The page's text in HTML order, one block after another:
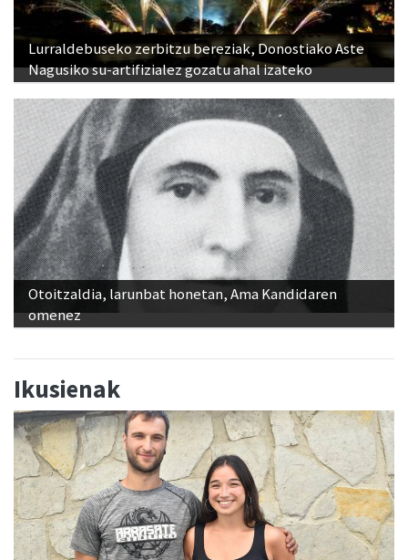
Lurraldebuseko zerbitzu bereziak, Donostiako Aste
Nagusiko su-artifizialez gozatu ahal izateko
Otoitzaldia, larunbat honetan, Ama Kandidaren
omenez
Ikusienak